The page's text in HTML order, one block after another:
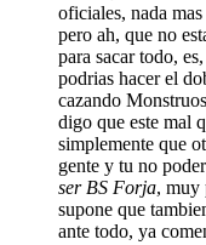
oficiales, nada
pero ah, que no
para sacar todo,
podrias hacer el
cazando
digo que este mal
simplemente que
gente y tu no
ser BS Forja, muy
supone que
ante todo, ya